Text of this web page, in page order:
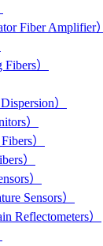
Fiber Amplifier）
）
）
）
）
）
）
Sensors）
Reflectometers）